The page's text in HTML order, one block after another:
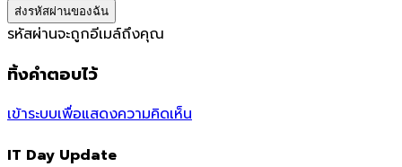
รหัสผ่านจะถูกอีเมล์ถึงคุณ
ทิ้งคำตอบไว้
เข้าระบบเพื่อแสดงความคิดเห็น
IT Day Update